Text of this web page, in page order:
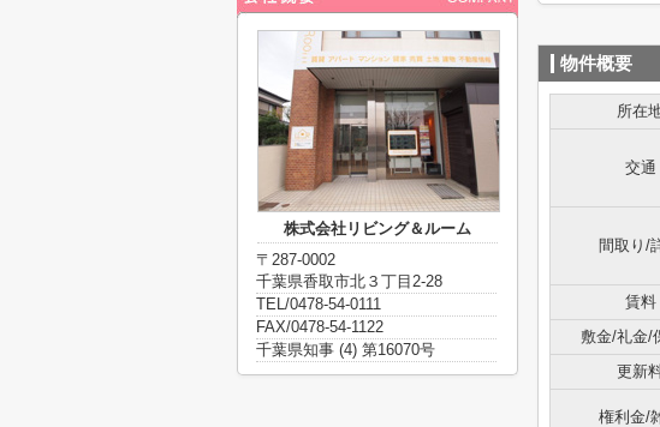
物件概要
所在
交通
間取り/
賃料
敷金/礼金/
更新
権利金/
株式会社リビング＆ルーム
〒287-0002
千葉県香取市北３丁目2-28
TEL/0478-54-0111
FAX/0478-54-1122
千葉県知事 (4) 第16070号